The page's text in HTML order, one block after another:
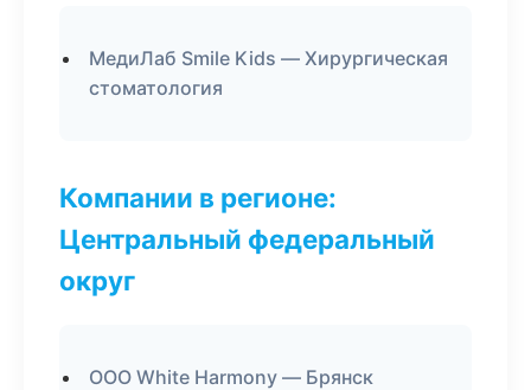
МедиЛаб Smile Kids — Хирургическая
стоматология
Компании в регионе:
Центральный федеральный
округ
ООО White Harmony — Брянск